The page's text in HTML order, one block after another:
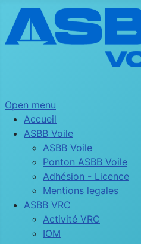
Open menu
Accueil
ASBB Voile
ASBB Voile
Ponton ASBB Voile
Adhésion - Licence
Mentions legales
ASBB VRC
Activité VRC
IOM